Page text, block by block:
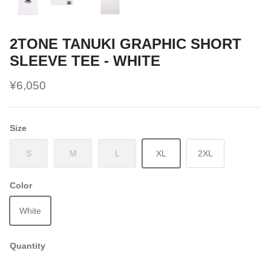
2TONE TANUKI GRAPHIC SHORT
SLEEVE TEE - WHITE
¥6,050
Size
S M L XL 2XL
Color
White
Quantity